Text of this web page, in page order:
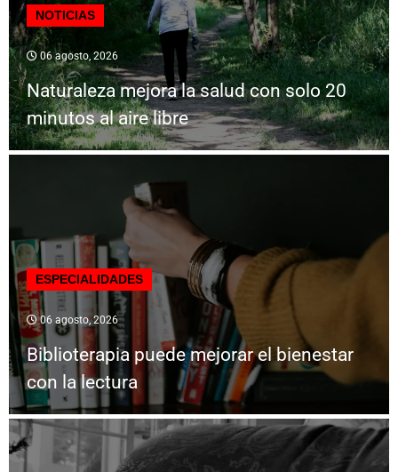
NOTICIAS
06 agosto, 2026
Naturaleza mejora la salud con solo 20
minutos al aire libre
ESPECIALIDADES
06 agosto, 2026
Biblioterapia puede mejorar el bienestar
con la lectura